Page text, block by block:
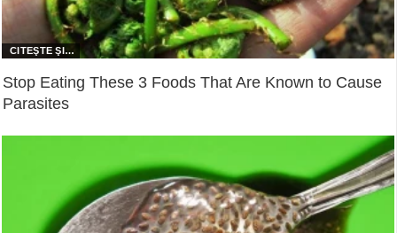
Stop Eating These 3 Foods That Are Known to Cause
Parasites